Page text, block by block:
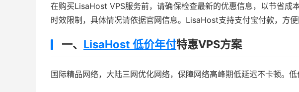
在购买LisaHost VPS服务前，请确保检查最新的优惠信息，以节省成
时效限制，具体情况请依据官网信息。LisaHost支持支付宝付款，方便
一、 LisaHost 低价年付特惠VPS方案
国际精品网络，大陆三网优化网络，保障网络高峰期低延迟不卡顿。